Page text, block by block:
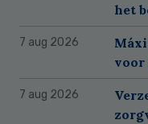
het
7 aug 2026
voor
7 aug 2026